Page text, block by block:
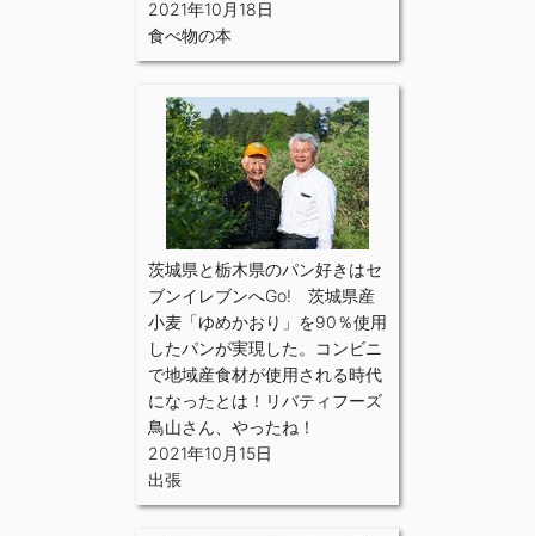
2021年10月18日
食べ物の本
茨城県と栃木県のパン好きはセ
ブンイレブンへGo! 茨城県産
小麦「ゆめかおり」を90％使用
したパンが実現した。コンビニ
で地域産食材が使用される時代
になったとは！リバティフーズ
鳥山さん、やったね！
2021年10月15日
出張